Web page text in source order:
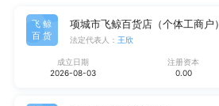
飞鲸
百货
项城市飞鲸百货店（个体工商户）
法定代表人： 王欣
成立日期
2026-08-03
注册资本
0.00